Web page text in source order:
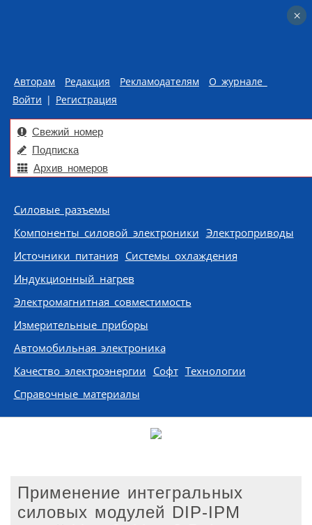
Авторам Редакция Рекламодателям
О журнале
Войти | Регистрация
Свежий номер
Подписка
Архив номеров
Skip to content
Силовые разъемы
Компоненты силовой электроники Электроприводы
Источники питания Системы охлаждения
Индукционный нагрев
Электромагнитная совместимость
Измерительные приборы
Автомобильная электроника
Качество электроэнергии Софт Технологии
Справочные материалы
Применение интегральных
силовых модулей DIP-IPM
×
×